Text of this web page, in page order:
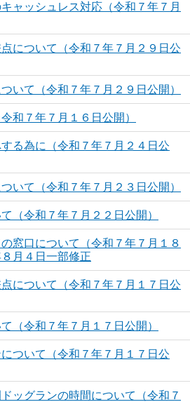
ャッシュレス対応（令和７年７月
について（令和７年７月２９日公
いて（令和７年７月２９日公開）
和７年７月１６日公開）
る為に（令和７年７月２４日公
いて（令和７年７月２３日公開）
（令和７年７月２２日公開）
窓口について（令和７年７月１８
月４日一部修正
について（令和７年７月１７日公
（令和７年７月１７日公開）
ついて（令和７年７月１７日公
ッグランの時間について（令和７